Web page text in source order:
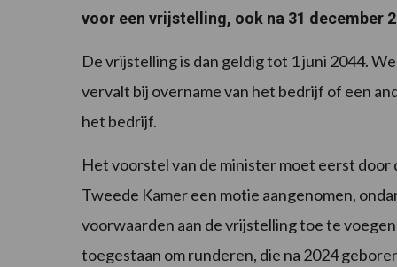
voor een vrijstelling, ook na 31 december
De vrijstelling is dan geldig tot 1 juni 2044.
vervalt bij overname van het bedrijf of een
het bedrijf.
Het voorstel van de minister moet eerst door
Tweede Kamer een motie aangenomen,
voorwaarden aan de vrijstelling toe te
toegestaan om runderen, die na 2024